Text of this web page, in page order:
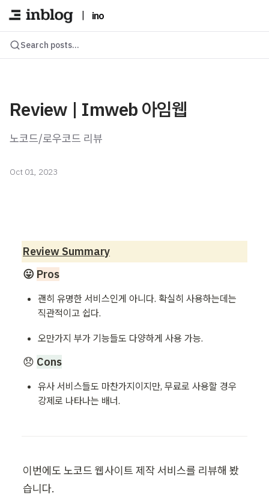
ino
Search posts...
Review | Imweb 아임웹
노코드/로우코드 리뷰
Oct 01, 2023
Review Summary
😛 Pros
괜히 유명한 서비스인게 아니다. 확실히 사용하는데는
직관적이고 쉽다.
오만가지 부가 기능들도 다양하게 사용 가능.
😞 Cons
유사 서비스들도 마찬가지이지만, 무료로 사용할 경우
강제로 나타나는 배너.
이번에도 노코드 웹사이트 제작 서비스를 리뷰해 봤
습니다.